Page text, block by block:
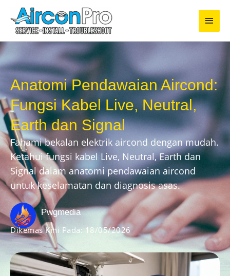
content
Main
Anatomi Pendawaian Aircond:
Fungsi Kabel Live, Neutral,
Earth dan Signal
Fahami bekalan elektrik aircond dengan mudah.
Ketahui fungsi kabel Live, Neutral, Earth dan
Signal dalam anatomi pendawaian aircond
untuk keselamatan dan diagnosis asas.
Pwgmedia
Dikemas Kini Pada: 18/05/2026